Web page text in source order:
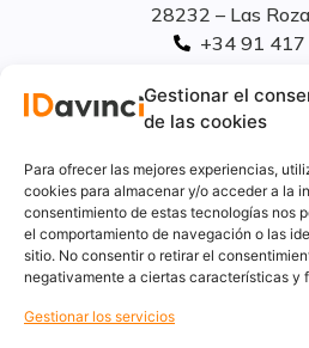
Gestionar el
de las cookies
Para ofrecer las mejores experiencias,
cookies para almacenar y/o acceder a la
consentimiento de estas tecnologías nos
el comportamiento de navegación o las
sitio. No consentir o retirar el
negativamente a ciertas características y
Gestionar los servicios
28232 – Las
+34 91 417
Aviso
Cookies